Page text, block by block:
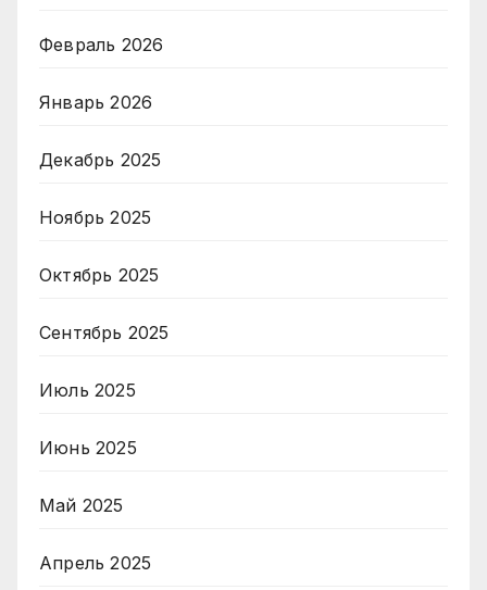
Февраль 2026
Январь 2026
Декабрь 2025
Ноябрь 2025
Октябрь 2025
Сентябрь 2025
Июль 2025
Июнь 2025
Май 2025
Апрель 2025